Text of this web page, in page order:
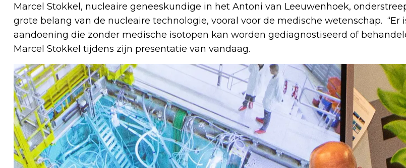
Marcel Stokkel, nucleaire geneeskundige in het Antoni van Leeuwenhoek,
grote belang van de nucleaire technologie, vooral voor de medische wetenschap. “Er
aandoening die zonder medische isotopen kan worden gediagnostiseerd of
Marcel Stokkel tijdens zijn presentatie van vandaag.